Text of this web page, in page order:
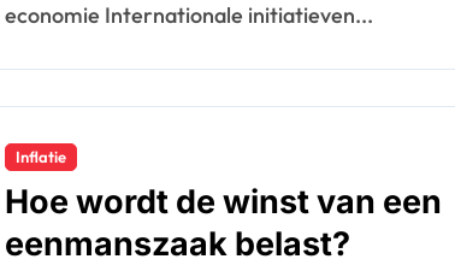
economie Internationale initiatieven...
Inflatie
Hoe wordt de winst van een
eenmanszaak belast?